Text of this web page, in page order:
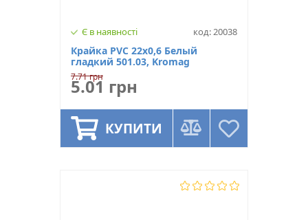
Є в наявності код: 20038
Крайка PVC 22х0,6 Белый
гладкий 501.03, Kromag
7.71 грн
5.01 грн
КУПИТИ